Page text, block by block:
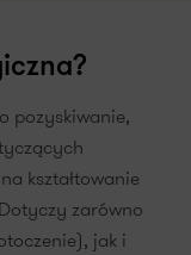
pozyskiwanie,
kształtowanie
zarówno
jak i